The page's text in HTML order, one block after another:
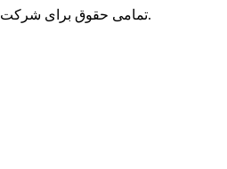
© تمامی حقوق برای شرکتمحفوظ است.